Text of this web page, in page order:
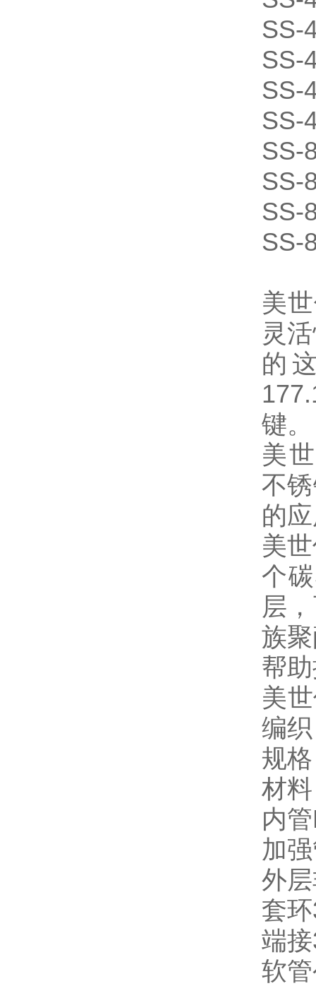
SS-
SS-
SS-
SS-
SS-
SS-
SS-
SS-
美
灵
的
键。
美
不
的
美
个
层
族
帮
美
编织
规格
材料
内管
加
外层
套环
端接
软